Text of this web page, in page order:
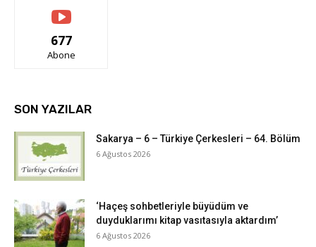
677
Abone
SON YAZILAR
Sakarya – 6 – Türkiye Çerkesleri – 64. Bölüm
6 Ağustos 2026
‘Haçeş sohbetleriyle büyüdüm ve
duyduklarımı kitap vasıtasıyla aktardım’
6 Ağustos 2026